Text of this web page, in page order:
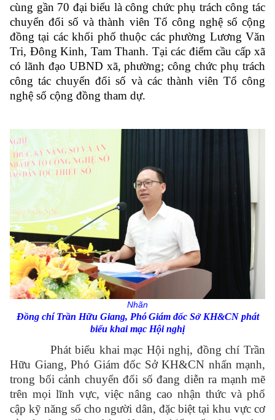
cùng gần 70 đại biểu là công chức phụ trách công tác
chuyển đổi số và thành viên Tổ công nghệ số cộng
đồng tại các khối phố thuộc các phường Lương Văn
Tri, Đông Kinh, Tam Thanh. Tại các điểm cầu cấp xã
có lãnh đạo UBND xã, phường; công chức phụ trách
công tác chuyển đổi số và các thành viên Tổ công
nghệ số cộng đồng tham dự.
Nhãn
Đồng chí Trần Hữu Giang, Phó Giám đốc Sở KH&CN phát
biểu khai mạc Hội nghị
Phát biểu khai mạc Hội nghị, đồng chí Trần
Hữu Giang, Phó Giám đốc Sở KH&CN nhấn mạnh,
trong bối cảnh chuyển đổi số đang diễn ra mạnh mẽ
trên mọi lĩnh vực, việc nâng cao nhận thức và phổ
cập kỹ năng số cho người dân, đặc biệt tại khu vực cơ